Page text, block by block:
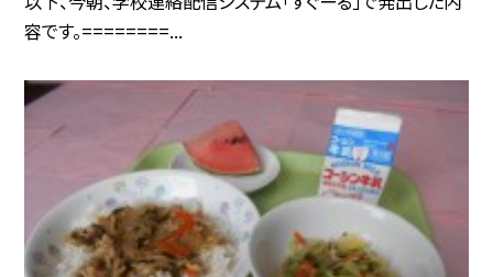
容です。========...